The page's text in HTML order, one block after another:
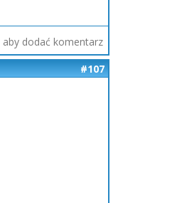
aby dodać komentarz
#107